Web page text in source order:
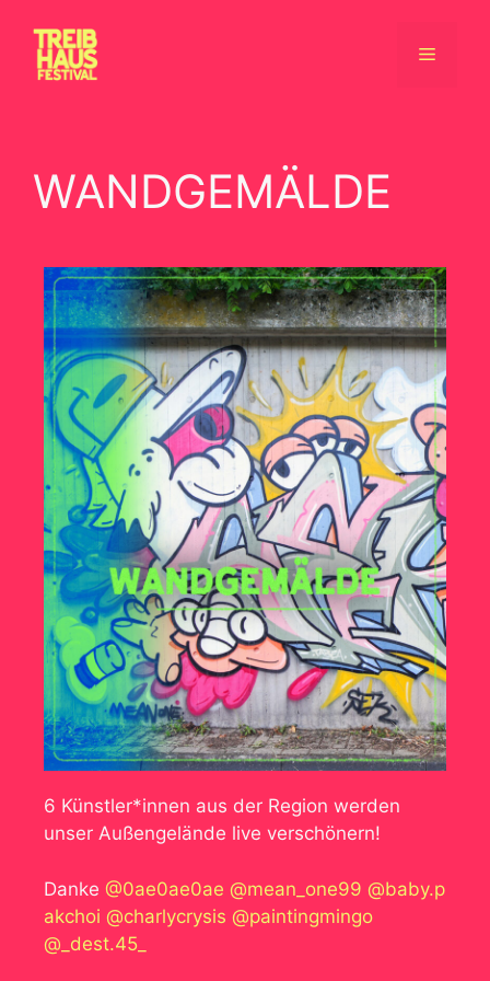
WANDGEMÄLDE
6 Künstler*innen aus der Region werden
unser Außengelände live verschönern!
Danke @0ae0ae0ae @mean_one99 @baby.p
akchoi @charlycrysis @paintingmingo
@_dest.45_